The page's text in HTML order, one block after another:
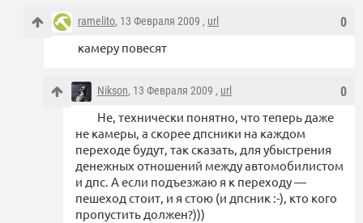
0
ramelito, 13 Февраля 2009 , url
камеру повесят
0
Nikson, 13 Февраля 2009 , url
Не, технически понятно, что теперь даже
не камеры, а скорее дпсники на каждом
переходе будут, так сказать, для убыстрения
денежных отношений между автомобилистом
и дпс. А если подъезжаю я к переходу —
пешеход стоит, и я стою (и дпсник :-), кто кого
пропустить должен?)))